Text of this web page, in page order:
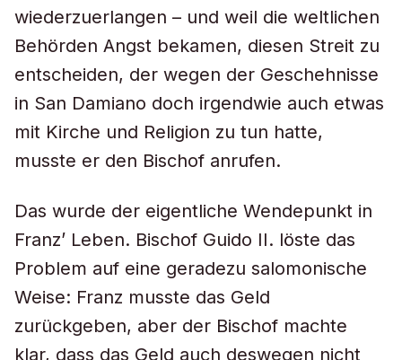
wiederzuerlangen – und weil die weltlichen
Behörden Angst bekamen, diesen Streit zu
entscheiden, der wegen der Geschehnisse
in San Damiano doch irgendwie auch etwas
mit Kirche und Religion zu tun hatte,
musste er den Bischof anrufen.
Das wurde der eigentliche Wendepunkt in
Franz’ Leben. Bischof Guido II. löste das
Problem auf eine geradezu salomonische
Weise: Franz musste das Geld
zurückgeben, aber der Bischof machte
klar, dass das Geld auch deswegen nicht